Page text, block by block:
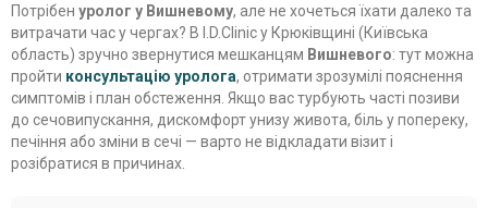
Потрібен уролог у Вишневому, але не хочеться їхати далеко та
витрачати час у чергах? В I.D.Clinic у Крюківщині (Київська
область) зручно звернутися мешканцям Вишневого: тут можна
пройти консультацію уролога, отримати зрозумілі пояснення
симптомів і план обстеження. Якщо вас турбують часті позиви
до сечовипускання, дискомфорт унизу живота, біль у попереку,
печіння або зміни в сечі — варто не відкладати візит і
розібратися в причинах.